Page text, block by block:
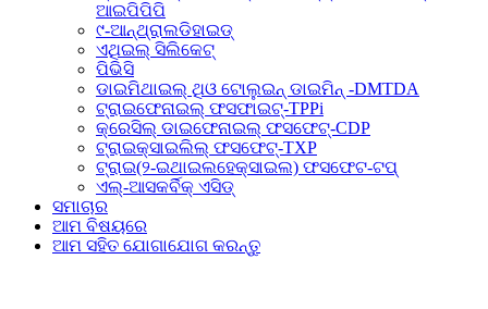
ଆଇପିପିପି
୯-ଆନ୍ଥ୍ରାଲଡିହାଇଡ୍
ଏଥିଇଲ୍ ସିଲିକେଟ୍
ପିଭିସି
ଡାଇମିଥାଇଲ୍ ଥିଓ ଟୋଲୁଇନ୍ ଡାଇମିନ୍ -DMTDA
ଟ୍ରାଇଫେନାଇଲ୍ ଫସଫାଇଟ୍-TPPi
କ୍ରେସିଲ୍ ଡାଇଫେନାଇଲ୍ ଫସଫେଟ୍-CDP
ଟ୍ରାଇକ୍ସାଇଲିଲ୍ ଫସଫେଟ୍-TXP
ଟ୍ରାଇ(୨-ଇଥାଇଲହେକ୍ସାଇଲ) ଫସଫେଟ-ଟପ୍
ଏଲ୍-ଆସକର୍ବିକ୍ ଏସିଡ୍
ସମାଚାର
ଆମ ବିଷୟରେ
ଆମ ସହିତ ଯୋଗାଯୋଗ କରନ୍ତୁ